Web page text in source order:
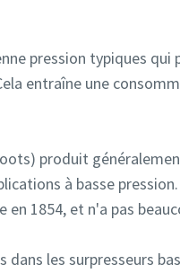
pression typiques qui
entraîne une
produit
à basse
1854, et n'a pas
les surpresseurs